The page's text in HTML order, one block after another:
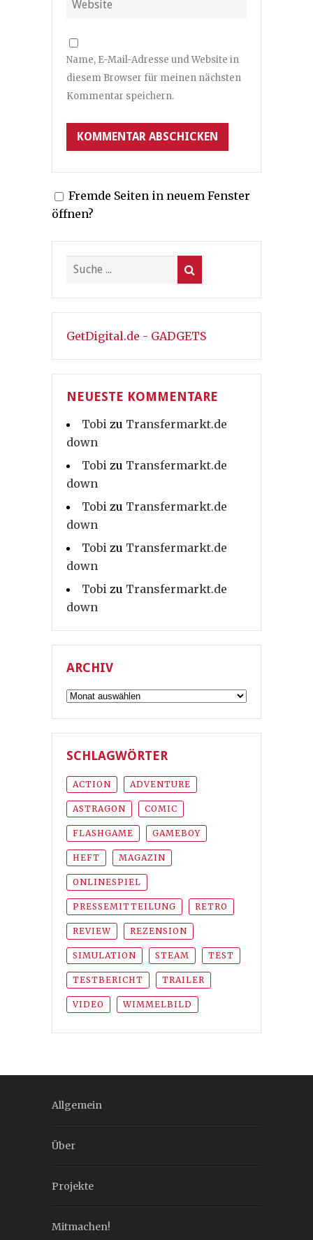
Name, E-Mail-Adresse und Website in
diesem Browser für meinen nächsten
Kommentar speichern.
Fremde Seiten in neuem Fenster
öffnen?
GetDigital.de - GADGETS
NEUESTE KOMMENTARE
Tobi zu Transfermarkt.de
down
Tobi zu Transfermarkt.de
down
Tobi zu Transfermarkt.de
down
Tobi zu Transfermarkt.de
down
Tobi zu Transfermarkt.de
down
ARCHIV
Archiv
SCHLAGWÖRTER
ACTION ADVENTURE
ASTRAGON COMIC
FLASHGAME GAMEBOY
HEFT MAGAZIN
ONLINESPIEL
PRESSEMITTEILUNG RETRO
REVIEW REZENSION
SIMULATION STEAM TEST
TESTBERICHT TRAILER
VIDEO WIMMELBILD
Allgemein
Über
Projekte
Mitmachen!